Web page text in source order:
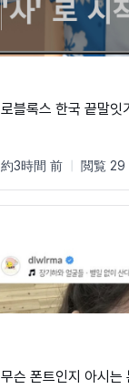
로블록스 한국 끝말잇
約3時間 前 閲覧 29
무슨 폰트인지 아시는